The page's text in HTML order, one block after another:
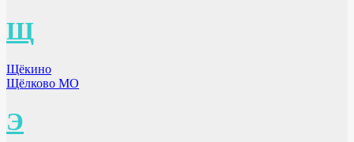
Щ
Щёкино
Щёлково МО
Э